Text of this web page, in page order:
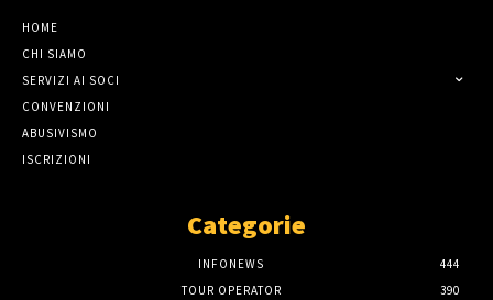
HOME
CHI SIAMO
SERVIZI AI SOCI
CONVENZIONI
ABUSIVISMO
ISCRIZIONI
Categorie
INFONEWS
444
TOUR OPERATOR
390